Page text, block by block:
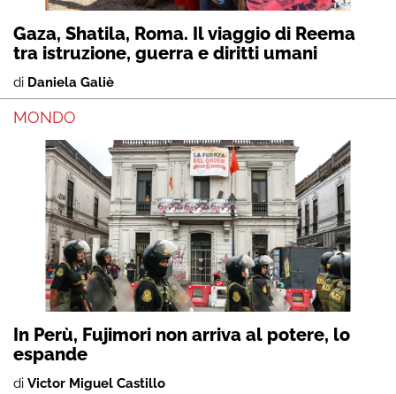
Gaza, Shatila, Roma. Il viaggio di Reema
tra istruzione, guerra e diritti umani
di Daniela Galiè
MONDO
In Perù, Fujimori non arriva al potere, lo
espande
di Victor Miguel Castillo